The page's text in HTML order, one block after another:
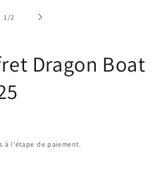
1 /de2
Dragon Boat
à l'étape de paiement.